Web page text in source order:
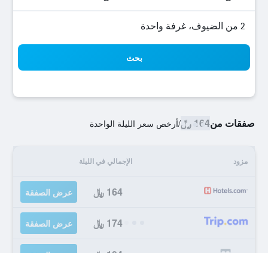
2 من الضيوف، غرفة واحدة
بحث
صفقات من164 ﷼ /أرخص سعر الليلة الواحدة
مزود الإجمالي في الليلة
164 ﷼ عرض الصفقة
174 ﷼ عرض الصفقة